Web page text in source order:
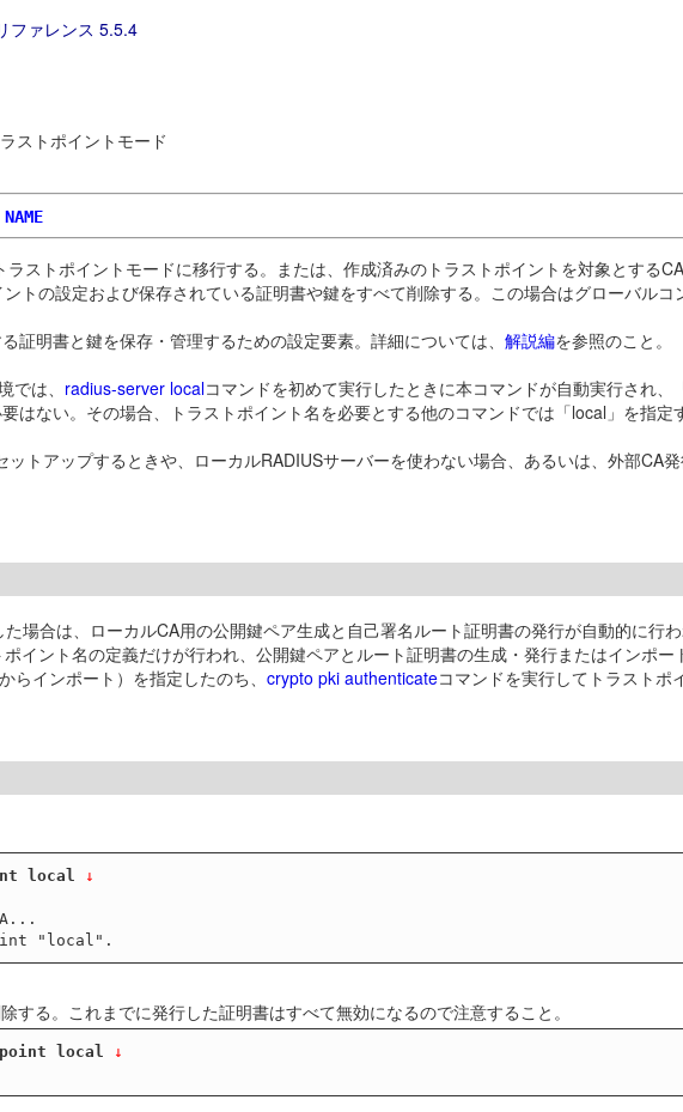
ファレンス 5.5.4
ストポイントモード
NAME
ストポイントモードに移行する。または、作成済みのトラストポイントを対象とする
トの設定および保存されている証明書や鍵をすべて削除する。この場合はグローバルコ
証明書と鍵を保存・管理するための設定要素。詳細については、 解説編を参照のこと。
は、 radius-server localコマンドを初めて実行したときに本コマンドが自動実行され
はない。その場合、トラストポイント名を必要とする他のコマンドでは「local」を指定
トアップするときや、ローカルRADIUSサーバーを使わない場合、あるいは、外部CA
場合は、ローカルCA用の公開鍵ペア生成と自己署名ルート証明書の発行が自動的に行
イント名の定義だけが行われ、公開鍵ペアとルート証明書の生成・発行またはインポー
インポート）を指定したのち、 crypto pki authenticateコマンドを実行してトラストポ
local
↓
する。これまでに発行した証明書はすべて無効になるので注意すること。
local
↓